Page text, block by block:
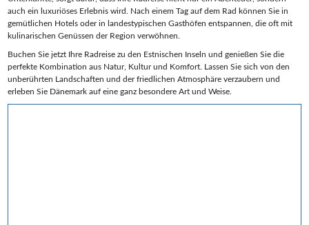
auch ein luxuriöses Erlebnis wird. Nach einem Tag auf dem Rad können Sie in
gemütlichen Hotels oder in landestypischen Gasthöfen entspannen, die oft mit
kulinarischen Genüssen der Region verwöhnen.
Buchen Sie jetzt Ihre Radreise zu den Estnischen Inseln und genießen Sie die
perfekte Kombination aus Natur, Kultur und Komfort. Lassen Sie sich von den
unberührten Landschaften und der friedlichen Atmosphäre verzaubern und
erleben Sie Dänemark auf eine ganz besondere Art und Weise.